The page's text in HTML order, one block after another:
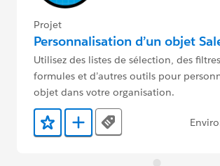
Projet
Personnalisation d’un objet
Utilisez des listes de sélection, des
formules et d’autres outils pour
objet dans votre organisation.
Ajouter aux favoris
Ajouter au Trailmix
Tags